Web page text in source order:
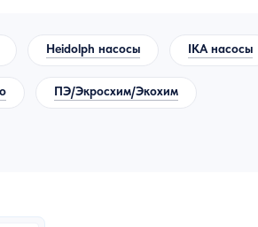
Heidolph насосы IKA насосы
ПЭ/Экросхим/Экохим